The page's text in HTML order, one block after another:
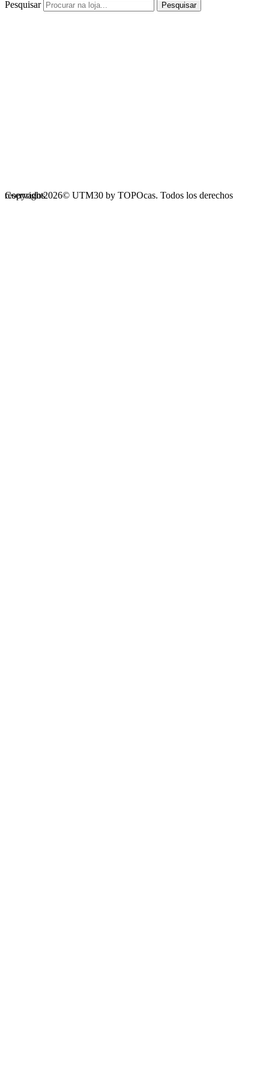
Pesquisar Pesquisar
Copyright2026© UTM30 by TOPOcas. Todos los derechos reservados